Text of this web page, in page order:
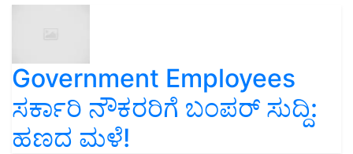
Government Employees
ಸರ್ಕಾರಿ ನೌಕರರಿಗೆ ಬಂಪರ್‌ ಸುದ್ದಿ:
ಹಣದ ಮಳೆ!